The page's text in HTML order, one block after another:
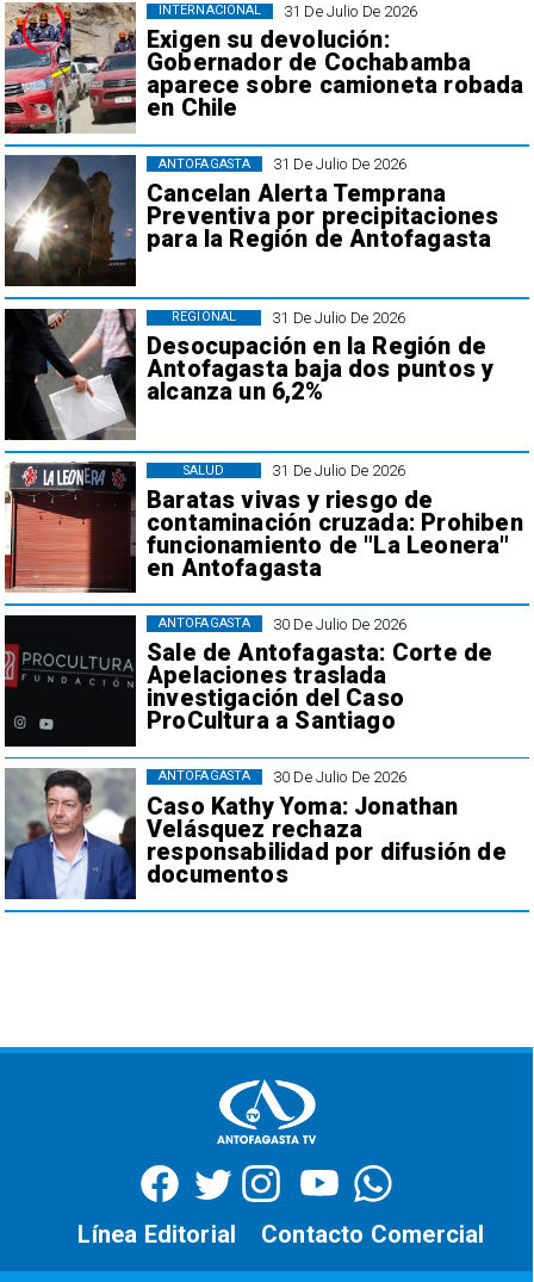
31 De Julio De 2026
Exigen su devolución:
Gobernador de Cochabamba
aparece sobre camioneta robada
en Chile
INTERNACIONAL
31 De Julio De 2026
Cancelan Alerta Temprana
Preventiva por precipitaciones
para la Región de Antofagasta
ANTOFAGASTA
31 De Julio De 2026
Desocupación en la Región de
Antofagasta baja dos puntos y
alcanza un 6,2%
REGIONAL
31 De Julio De 2026
Baratas vivas y riesgo de
contaminación cruzada: Prohiben
funcionamiento de "La Leonera"
en Antofagasta
SALUD
30 De Julio De 2026
Sale de Antofagasta: Corte de
Apelaciones traslada
investigación del Caso
ProCultura a Santiago
ANTOFAGASTA
30 De Julio De 2026
Caso Kathy Yoma: Jonathan
Velásquez rechaza
responsabilidad por difusión de
documentos
ANTOFAGASTA
Contacto Comercial
Línea Editorial